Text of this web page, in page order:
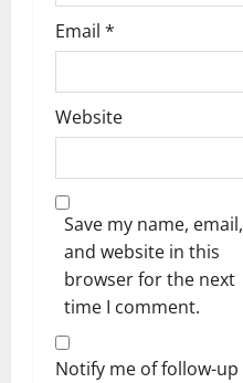
Email *
Website
Save my name, email,
and website in this
browser for the next
time I comment.
Notify me of follow-up